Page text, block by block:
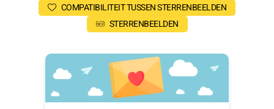
COMPATIBILITEIT TUSSEN STERRENBEELDEN
STERRENBEELDEN